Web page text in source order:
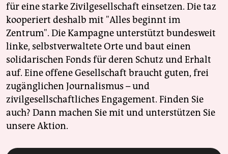
für eine starke Zivilgesellschaft einsetzen. Die taz
kooperiert deshalb mit "Alles beginnt im
Zentrum". Die Kampagne unterstützt bundesweit
linke, selbstverwaltete Orte und baut einen
solidarischen Fonds für deren Schutz und Erhalt
auf. Eine offene Gesellschaft braucht guten, frei
zugänglichen Journalismus – und
zivilgesellschaftliches Engagement. Finden Sie
auch? Dann machen Sie mit und unterstützen Sie
unsere Aktion.